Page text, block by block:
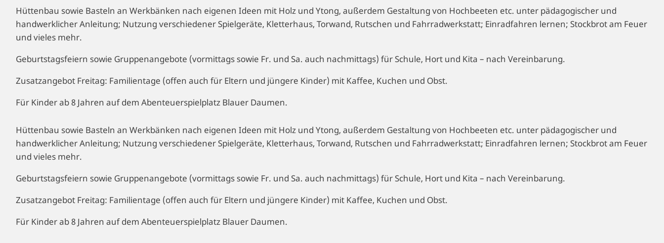
Hüttenbau sowie Basteln an Werkbänken nach eigenen Ideen mit Holz und Ytong, außerdem Gestaltung von Hochbeeten etc. unter pädagogischer und
handwerklicher Anleitung; Nutzung verschiedener Spielgeräte, Kletterhaus, Torwand, Rutschen und Fahrradwerkstatt; Einradfahren lernen; Stockbrot am Feuer
und vieles mehr.
Geburtstagsfeiern sowie Gruppenangebote (vormittags sowie Fr. und Sa. auch nachmittags) für Schule, Hort und Kita – nach Vereinbarung.
Zusatzangebot Freitag: Familientage (offen auch für Eltern und jüngere Kinder) mit Kaffee, Kuchen und Obst.
Für Kinder ab 8 Jahren auf dem Abenteuerspielplatz Blauer Daumen.
Hüttenbau sowie Basteln an Werkbänken nach eigenen Ideen mit Holz und Ytong, außerdem Gestaltung von Hochbeeten etc. unter pädagogischer und
handwerklicher Anleitung; Nutzung verschiedener Spielgeräte, Kletterhaus, Torwand, Rutschen und Fahrradwerkstatt; Einradfahren lernen; Stockbrot am Feuer
und vieles mehr.
Geburtstagsfeiern sowie Gruppenangebote (vormittags sowie Fr. und Sa. auch nachmittags) für Schule, Hort und Kita – nach Vereinbarung.
Zusatzangebot Freitag: Familientage (offen auch für Eltern und jüngere Kinder) mit Kaffee, Kuchen und Obst.
Für Kinder ab 8 Jahren auf dem Abenteuerspielplatz Blauer Daumen.